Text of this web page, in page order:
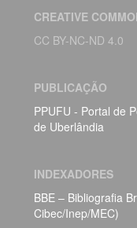
CREATIVE
CC BY-NC-ND 4.0
PUBLICAÇÃO
PPUFU - Portal de
de Uberlândia
INDEXADORES
BBE – Bibliografia
Cibec/Inep/MEC)